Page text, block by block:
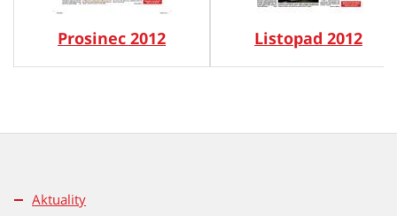
Prosinec 2012 Listopad 2012
Aktuality